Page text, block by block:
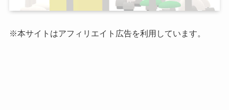
※本サイトはアフィリエイト広告を利用しています。